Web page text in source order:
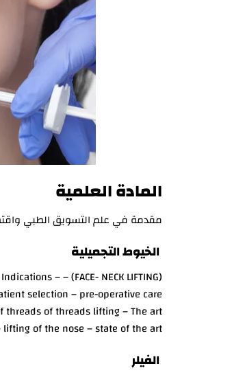
المادة العلمية
مقدمة في علم التسويق الطبي
الخيوط التجميلية
– Indications –
selection – pre-operative care
threads of threads lifting – The art
of the nose – state of the art )
الفيلر